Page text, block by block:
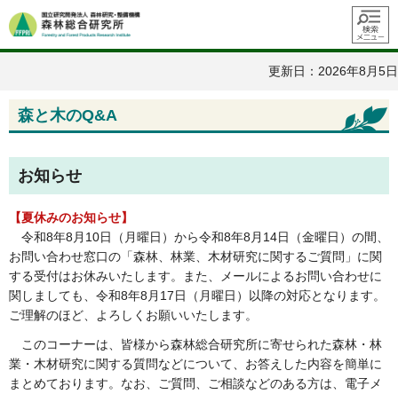
メニュ
ー
更新日：2026年8月5日
森と木のQ&A
お知らせ
【夏休みのお知らせ】
令和8年8月10日（月曜日）から令和8年8月14日（金曜日）の間、
お問い合わせ窓口の「森林、林業、木材研究に関するご質問」に関
する受付はお休みいたします。また、メールによるお問い合わせに
関しましても、令和8年8月17日（月曜日）以降の対応となります。
ご理解のほど、よろしくお願いいたします。
このコーナーは、皆様から森林総合研究所に寄せられた森林・林
業・木材研究に関する質問などについて、お答えした内容を簡単に
まとめております。なお、ご質問、ご相談などのある方は、電子メ